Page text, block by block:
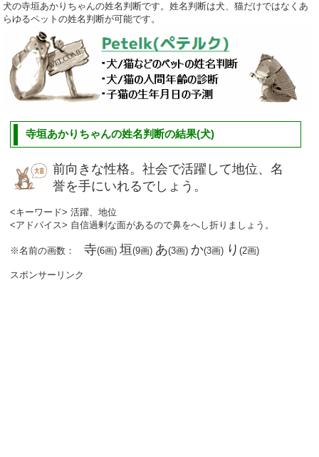
犬の寺垣あかりちゃんの姓名判断です。姓名判断は犬、猫だけではなくあ
らゆるペットの姓名判断が可能です。
寺垣あかりちゃんの姓名判断の結果(犬)
前向きな性格。社会で活躍して地位、名
誉を手にいれるでしょう。
<キーワード> 活躍、地位
<アドバイス> 自信過剰な面があるので鼻をへし折りましょう。
※名前の画数：寺(6画)垣(9画) あ(3画) か(3画) り(2画)
スポンサーリンク